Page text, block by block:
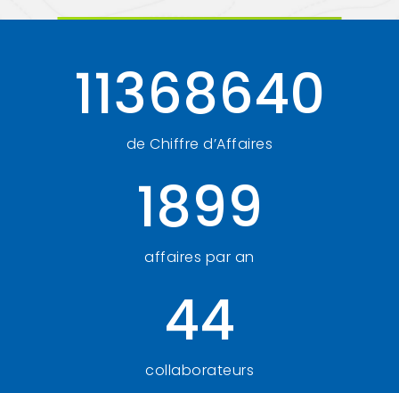
11368640
de Chiffre d’Affaires
1899
affaires par an
44
collaborateurs